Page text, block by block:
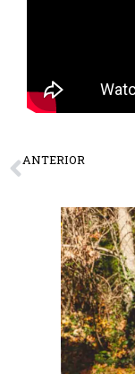
ANTERIOR